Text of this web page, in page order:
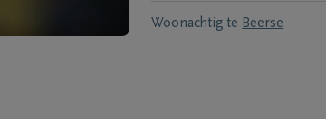
Woonachtig te Beerse